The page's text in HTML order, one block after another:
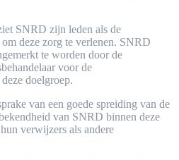
SNRD zijn leden als de
deze zorg te verlenen. SNRD
te worden door de
voor de
doelgroep.
van een goede spreiding van de
van SNRD binnen deze
verwijzers als andere